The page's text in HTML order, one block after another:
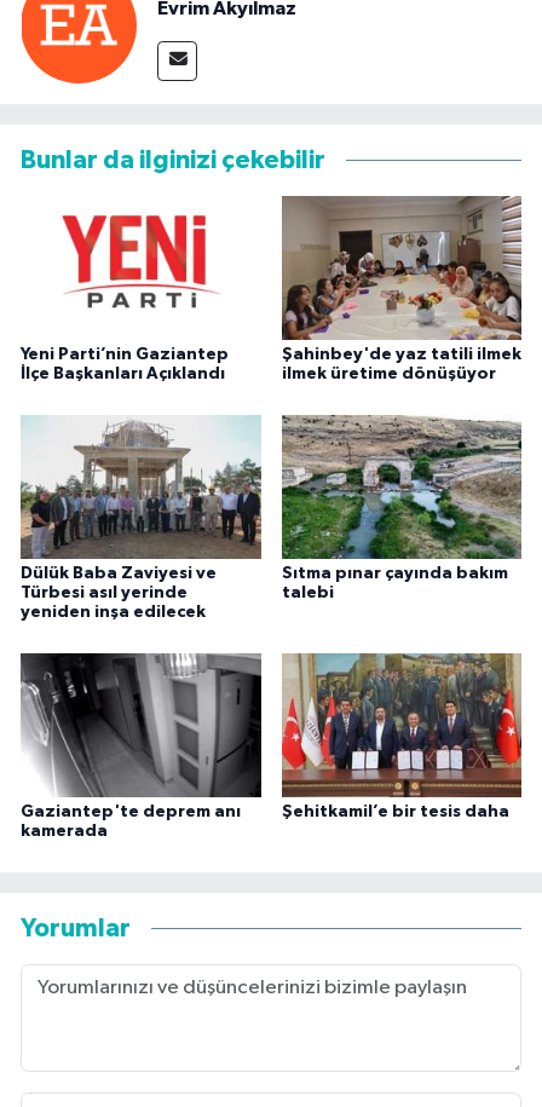
Evrim Akyılmaz
Bunlar da ilginizi çekebilir
Yeni Parti’nin Gaziantep
İlçe Başkanları Açıklandı
Şahinbey'de yaz tatili ilmek
ilmek üretime dönüşüyor
Dülük Baba Zaviyesi ve
Türbesi asıl yerinde
yeniden inşa edilecek
Sıtma pınar çayında bakım
talebi
Gaziantep'te deprem anı
kamerada
Şehitkamil’e bir tesis daha
Yorumlar